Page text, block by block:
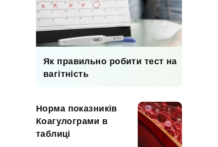
Як правильно робити тест на
вагітність
Норма показників
Коагулограми в
таблиці